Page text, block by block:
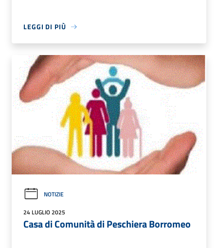
LEGGI DI PIÙ
NOTIZIE
24 LUGLIO 2025
Casa di Comunità di Peschiera Borromeo